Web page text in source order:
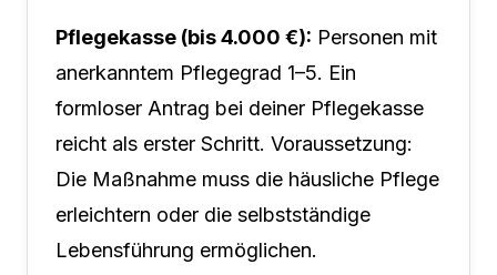
Pflegekasse (bis 4.000 €): Personen mit
anerkanntem Pflegegrad 1–5. Ein
formloser Antrag bei deiner Pflegekasse
reicht als erster Schritt. Voraussetzung:
Die Maßnahme muss die häusliche Pflege
erleichtern oder die selbstständige
Lebensführung ermöglichen.